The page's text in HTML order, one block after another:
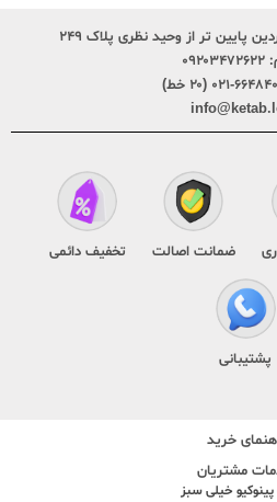
۰۹۲۰۳۴۷۲۶۲۲
۰۲۱ (۲۰ خط)
ضمانت اصالت تخفیف دائمی
پشتیبانی
خرید
مشتریان
خیلی سبز